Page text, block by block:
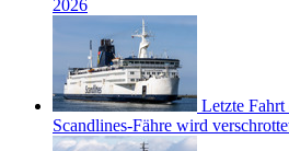
2026
Letzte
Scandlines-Fähre wird